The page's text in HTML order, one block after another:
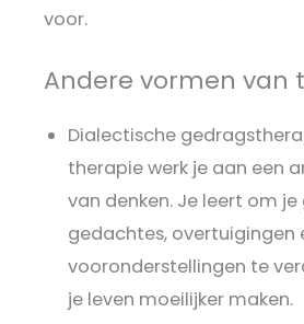
voor.
Andere vormen van
Dialectische
therapie werk je aan een
van denken. Je leert om
gedachtes, overtuigingen
vooronderstellingen te
je leven moeilijker maken.